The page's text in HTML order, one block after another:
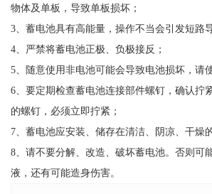
物体及单板，导致单板损坏；
3、蓄电池具有高能量，操作不当会引发短路
4、严禁将蓄电池正极、负极接反；
5、随意使用非电池可能会导致电池损坏，请
6、要定期检查蓄电池连接部件螺钉，确认拧
的螺钉，必须立即拧紧；
7、蓄电池应安装、储存在清洁、阴凉、干燥
8、请不要分解、改造、破坏蓄电池。否则可
液，还有可能造身伤害。